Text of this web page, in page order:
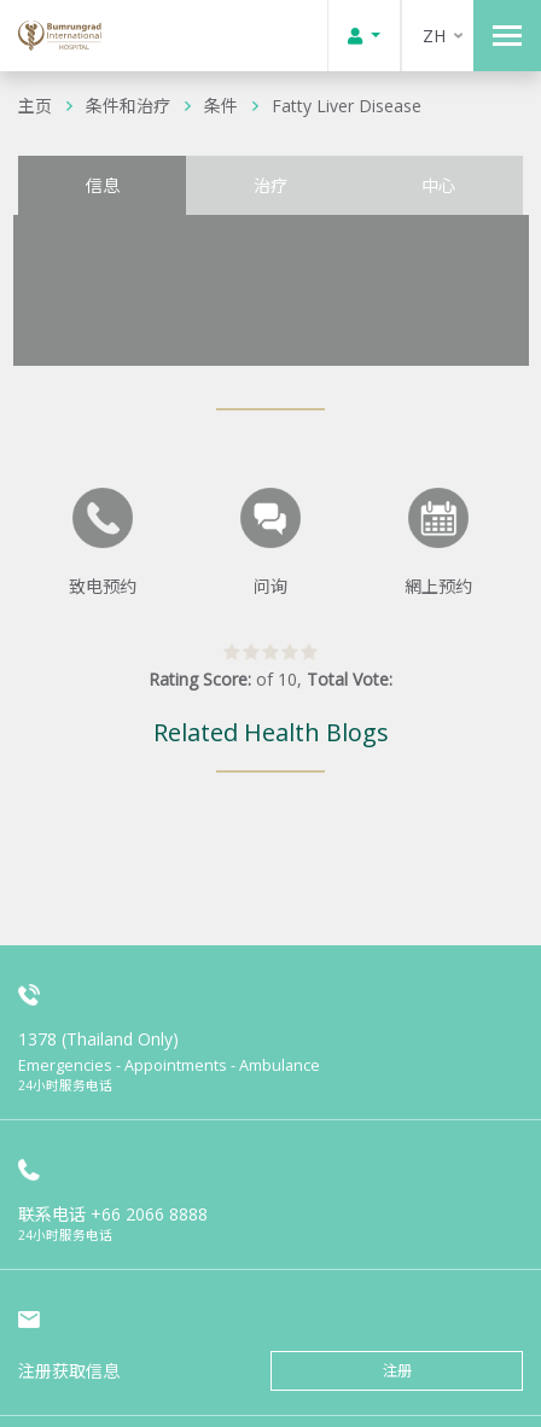
ZH
主页 条件和治疗 条件 Fatty Liver Disease
信息 治疗 中心
致电预约 问询 網上预约
Rating Score: of 10, Total Vote:
Related Health Blogs
1378 (Thailand Only)
Emergencies - Appointments - Ambulance
24小时服务电话
联系电话 +66 2066 8888
24小时服务电话
注册获取信息 注册